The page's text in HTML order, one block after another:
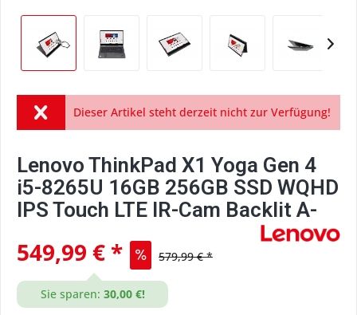
Dieser Artikel steht derzeit nicht zur Verfügung!
Lenovo ThinkPad X1 Yoga Gen 4
i5-8265U 16GB 256GB SSD WQHD
IPS Touch LTE IR-Cam Backlit A-
549,99 € * 579,99 € *
Sie sparen: 30,00 €!